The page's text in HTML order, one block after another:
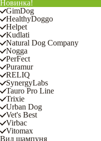
Новинка!
GimDog
HealthyDoggo
Helpet
Kudlati
Natural Dog Company
Nogga
PerFect
Puramur
RELIQ
SynergyLabs
Tauro Pro Line
Trixie
Urban Dog
Vet's Best
Virbac
Vitomax
Вид шампуня